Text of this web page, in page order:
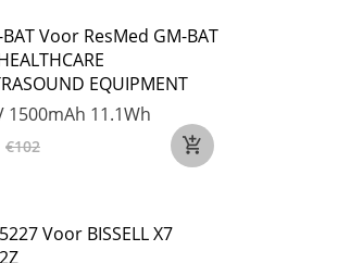
Voor ResMed GM-BAT
EQUIPMENT
1500mAh 11.1Wh
€102
Voor BISSELL X7